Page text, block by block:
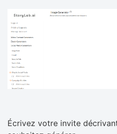
Écrivez votre invite